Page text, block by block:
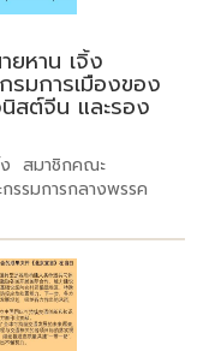
หาน เจิ้ง
รมการเมืองของ
สต์จีน และรอง
ง สมาชิกคณะ
รรมการกลางพรรค